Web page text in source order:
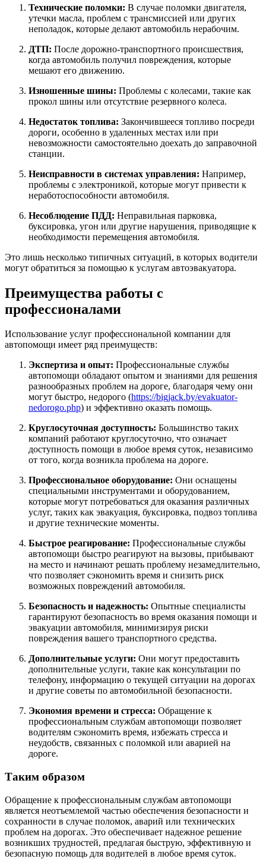
Технические поломки: В случае поломки двигателя,
утечки масла, проблем с трансмиссией или других
неполадок, которые делают автомобиль нерабочим.
ДТП: После дорожно-транспортного происшествия,
когда автомобиль получил повреждения, которые
мешают его движению.
Изношенные шины: Проблемы с колесами, такие как
прокол шины или отсутствие резервного колеса.
Недостаток топлива: Закончившееся топливо посреди
дороги, особенно в удаленных местах или при
невозможности самостоятельно доехать до заправочной
станции.
Неисправности в системах управления: Например,
проблемы с электроникой, которые могут привести к
неработоспособности автомобиля.
Несоблюдение ПДД: Неправильная парковка,
буксировка, угон или другие нарушения, приводящие к
необходимости перемещения автомобиля.
Это лишь несколько типичных ситуаций, в которых водители
могут обратиться за помощью к услугам автоэвакуатора.
Преимущества работы с
профессионалами
Использование услуг профессиональной компании для
автопомощи имеет ряд преимуществ:
Экспертиза и опыт: Профессиональные службы
автопомощи обладают опытом и знаниями для решения
разнообразных проблем на дороге, благодаря чему они
могут быстро, недорого (https://bigjack.by/evakuator-
nedorogo.php) и эффективно оказать помощь.
Круглосуточная доступность: Большинство таких
компаний работают круглосуточно, что означает
доступность помощи в любое время суток, независимо
от того, когда возникла проблема на дороге.
Профессиональное оборудование: Они оснащены
специальными инструментами и оборудованием,
которые могут потребоваться для оказания различных
услуг, таких как эвакуация, буксировка, подвоз топлива
и другие технические моменты.
Быстрое реагирование: Профессиональные службы
автопомощи быстро реагируют на вызовы, прибывают
на место и начинают решать проблему незамедлительно,
что позволяет сэкономить время и снизить риск
возможных повреждений автомобиля.
Безопасность и надежность: Опытные специалисты
гарантируют безопасность во время оказания помощи и
эвакуации автомобиля, минимизируя риски
повреждения вашего транспортного средства.
Дополнительные услуги: Они могут предоставить
дополнительные услуги, такие как консультации по
телефону, информацию о текущей ситуации на дорогах
и другие советы по автомобильной безопасности.
Экономия времени и стресса: Обращение к
профессиональным службам автопомощи позволяет
водителям сэкономить время, избежать стресса и
неудобств, связанных с поломкой или аварией на
дороге.
Таким образом
Обращение к профессиональным службам автопомощи
является неотъемлемой частью обеспечения безопасности и
сохранности в случае поломок, аварий или технических
проблем на дорогах. Это обеспечивает надежное решение
возникших трудностей, предлагая быструю, эффективную и
безопасную помощь для водителей в любое время суток.